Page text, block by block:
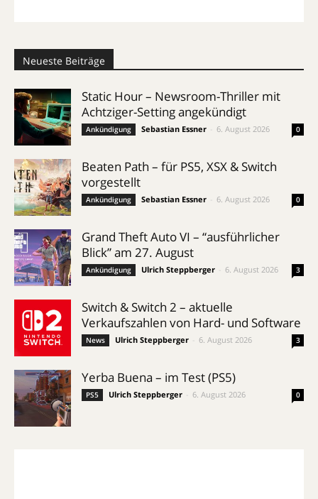
Neueste Beiträge
Static Hour – Newsroom-Thriller mit
Achtziger-Setting angekündigt
Ankündigung Sebastian Essner 6. August 2026 0
Beaten Path – für PS5, XSX & Switch
vorgestellt
Ankündigung Sebastian Essner 6. August 2026 0
Grand Theft Auto VI – “ausführlicher
Blick” am 27. August
Ankündigung Ulrich Steppberger 6. August 2026 3
Switch & Switch 2 – aktuelle
Verkaufszahlen von Hard- und Software
News Ulrich Steppberger 6. August 2026 3
Yerba Buena – im Test (PS5)
PS5 Ulrich Steppberger 6. August 2026 0